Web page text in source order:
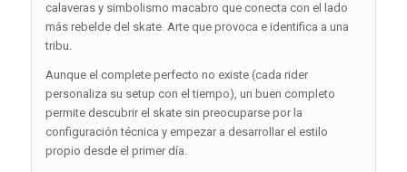
calaveras y simbolismo macabro que conecta con el lado
más rebelde del skate. Arte que provoca e identifica a una
tribu.
Aunque el complete perfecto no existe (cada rider
personaliza su setup con el tiempo), un buen completo
permite descubrir el skate sin preocuparse por la
configuración técnica y empezar a desarrollar el estilo
propio desde el primer día.